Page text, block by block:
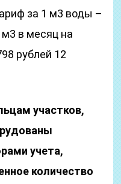
за 1 м3 воды –
в месяц на
рублей 12
участков,
учета,
количество